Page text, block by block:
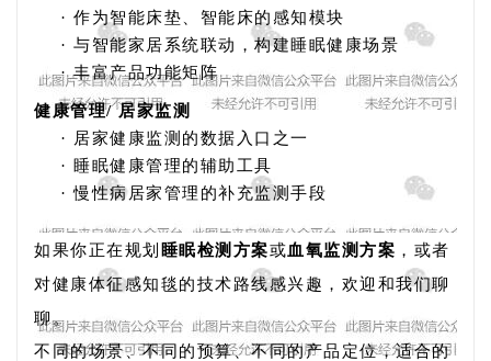
· 作为智能床垫、智能床的感知模块
· 与智能家居系统联动，构建睡眠健康场景
· 丰富产品功能矩阵
健康管理/ 居家监测
·
居家健康监测的数据入口之一
· 睡眠健康管理的辅助工具
· 慢性病居家管理的补充监测手段
如果你正在规划 睡眠检测方案或血氧监测方案 ，或者
对健康体征感知毯的技术路线感兴趣，欢迎和我们聊
聊。
不同的场景、不同的预算、不同的产品定位，适合的